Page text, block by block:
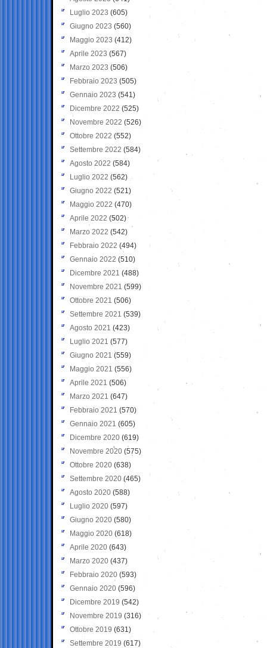
Luglio 2023 (605)
Giugno 2023 (560)
Maggio 2023 (412)
Aprile 2023 (567)
Marzo 2023 (506)
Febbraio 2023 (505)
Gennaio 2023 (541)
Dicembre 2022 (525)
Novembre 2022 (526)
Ottobre 2022 (552)
Settembre 2022 (584)
Agosto 2022 (584)
Luglio 2022 (562)
Giugno 2022 (521)
Maggio 2022 (470)
Aprile 2022 (502)
Marzo 2022 (542)
Febbraio 2022 (494)
Gennaio 2022 (510)
Dicembre 2021 (488)
Novembre 2021 (599)
Ottobre 2021 (506)
Settembre 2021 (539)
Agosto 2021 (423)
Luglio 2021 (577)
Giugno 2021(559)
Maggio 2021 (556)
Aprile 2021 (506)
Marzo 2021 (647)
Febbraio 2021 (570)
Gennaio 2021 (605)
Dicembre 2020 (619)
Novembre 2020 (575)
Ottobre 2020 (638)
Settembre 2020(465)
Agosto 2020 (588)
Luglio 2020 (597)
Giugno 2020 (580)
Maggio 2020 (618)
Aprile 2020 (643)
Marzo 2020 (437)
Febbraio 2020 (593)
Gennaio 2020 (596)
Dicembre 2019 (542)
Novembre 2019 (316)
Ottobre 2019 (631)
Settembre 2019 (617)